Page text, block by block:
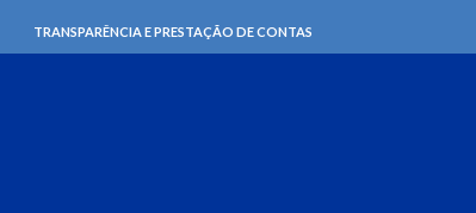
TRANSPARÊNCIA E PRESTAÇÃO DE CONTAS